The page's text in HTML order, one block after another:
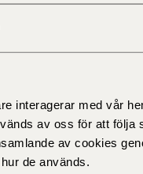
interagerar med vår
av oss för att följa
av cookies
de används.